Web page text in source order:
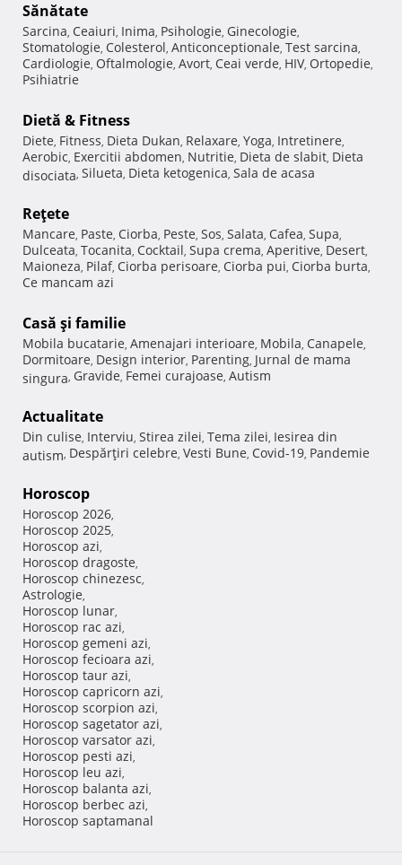
Sănătate
Sarcina, Ceaiuri, Inima, Psihologie, Ginecologie,
Stomatologie, Colesterol, Anticonceptionale, Test sarcina,
Cardiologie, Oftalmologie, Avort, Ceai verde, HIV, Ortopedie,
Psihiatrie
Dietă & Fitness
Diete, Fitness, Dieta Dukan, Relaxare, Yoga, Intretinere,
Aerobic, Exercitii abdomen, Nutritie, Dieta de slabit, Dieta
disociata, Silueta, Dieta ketogenica, Sala de acasa
Reţete
Mancare, Paste, Ciorba, Peste, Sos, Salata, Cafea, Supa,
Dulceata, Tocanita, Cocktail, Supa crema, Aperitive, Desert,
Maioneza, Pilaf, Ciorba perisoare, Ciorba pui, Ciorba burta,
Ce mancam azi
Casă şi familie
Mobila bucatarie, Amenajari interioare, Mobila, Canapele,
Dormitoare, Design interior, Parenting, Jurnal de mama
singura, Gravide, Femei curajoase, Autism
Actualitate
Din culise, Interviu, Stirea zilei, Tema zilei, Iesirea din
autism, Despărţiri celebre, Vesti Bune, Covid-19, Pandemie
Horoscop
Horoscop 2026,
Horoscop 2025,
Horoscop azi,
Horoscop dragoste,
Horoscop chinezesc,
Astrologie,
Horoscop lunar,
Horoscop rac azi,
Horoscop gemeni azi,
Horoscop fecioara azi,
Horoscop taur azi,
Horoscop capricorn azi,
Horoscop scorpion azi,
Horoscop sagetator azi,
Horoscop varsator azi,
Horoscop pesti azi,
Horoscop leu azi,
Horoscop balanta azi,
Horoscop berbec azi,
Horoscop saptamanal